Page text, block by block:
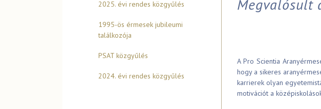
2025. évi rendes közgyűlés
1995-ös érmesek jubileumi
találkozója
PSAT közgyűlés
2024. évi rendes közgyűlés
Megvalósult
A Pro Scientia
hogy a sikeres
karrierek olyan
motivációt a